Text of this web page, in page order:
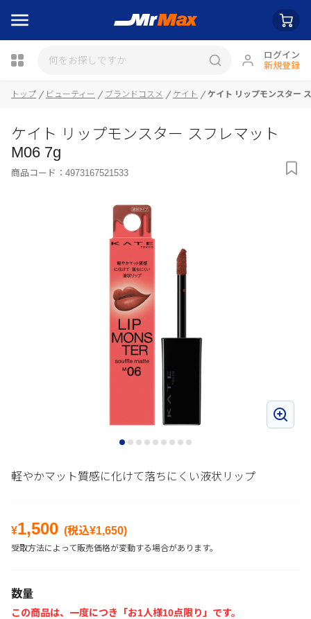
ログイン
新規登録
トップ ビューティー ブランドコスメ ケイト ケイト リップモンスター
ケイト リップモンスター スフレマット
M06 7g
商品コード： 4973167521533
軽やかマット質感に化けて落ちにくい液状リップ
¥1,500 (税込¥1,650)
受取方法によって販売価格が変動する場合があります。
数量
この商品は、一度につき「お1人様10点限り」です。